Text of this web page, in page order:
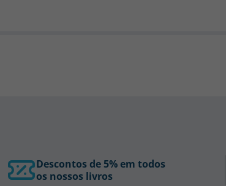
Descontos de 5% em todos
os nossos livros